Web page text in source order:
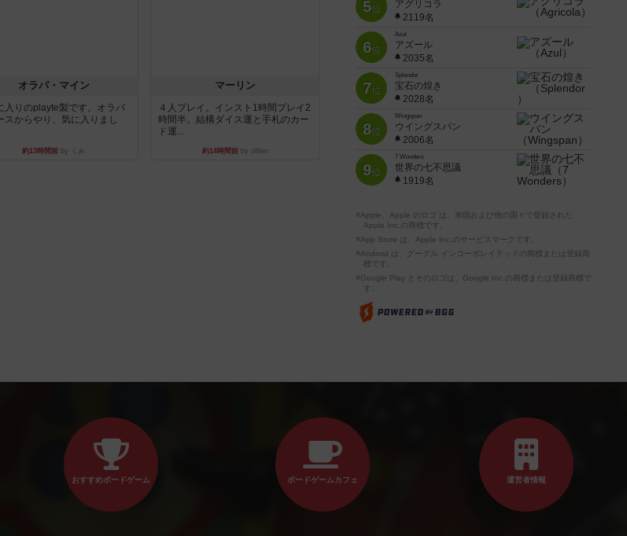
5位
アグリコラ
2119名
6位
Azul
アズール
2035名
7位
Splendor
宝石の煌き
2028名
8位
Wingspan
ウイングスパン
2006名
9位
7 Wonders
世界の七不思議
1919名
※Apple、Apple のロゴ は、米国および他の国々で登録された
Apple Inc.の商標です。
※App Store は、Apple Inc.のサービスマークです。
※Android は、グーグル インコーポレイテッドの商標または登録商
標です。
※Google Play とそのロゴは、Google Inc.の商標または登録商標で
す。
おすすめボードゲーム ボードゲームカフェ 運営者情報